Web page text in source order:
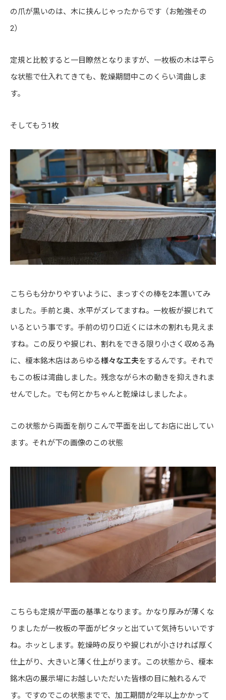
の爪が黒いのは、木に挟んじゃったからです（お勉強その
2）
定規と比較すると一目瞭然となりますが、一枚板の木は平ら
な状態で仕入れてきても、乾燥期間中このくらい湾曲しま
す。
そしてもう1枚
こちらも分かりやすいように、まっすぐの棒を2本置いてみ
ました。手前と奥、水平がズレてますね。一枚板が捩じれて
いるという事です。手前の切り口近くには木の割れも見えま
すね。この反りや捩じれ、割れをできる限り小さく収める為
に、榎本銘木店はあらゆる様々な工夫をするんです。それで
もこの板は湾曲しました。残念ながら木の動きを抑えきれま
せんでした。でも何とかちゃんと乾燥はしましたよ。
この状態から両面を削りこんで平面を出してお店に出してい
ます。それが下の画像のこの状態
こちらも定規が平面の基準となります。かなり厚みが薄くな
りましたが一枚板の平面がピタッと出ていて気持ちいいです
ね。ホッとします。乾燥時の反りや捩じれが小さければ厚く
仕上がり、大きいと薄く仕上がります。この状態から、榎本
銘木店の展示場にお越しいただいた皆様の目に触れるんで
す。ですのでこの状態までで、加工期間が2年以上かかって